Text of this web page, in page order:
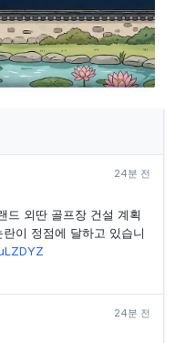
58분 전
이체 금지? 중앙은행 새 법
1시간 전
실적 발표 후 목표 주가 조정
1시간 전
행동 반전에 고전
1시간 전
거의 20% 급락한 이유는?
하이라이트
24분 전
드 외딴 골프장 건설 계획
이 정점에 달하고 있습니
24분 전